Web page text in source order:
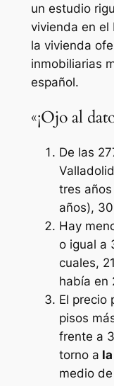
un estudio
vivienda en el
la vivienda
inmobiliarias
español.
«¡Ojo al
De las
tres
años),
Hay
o igual a
cuales,
había en
El precio
pisos
frente a
torno a
medio